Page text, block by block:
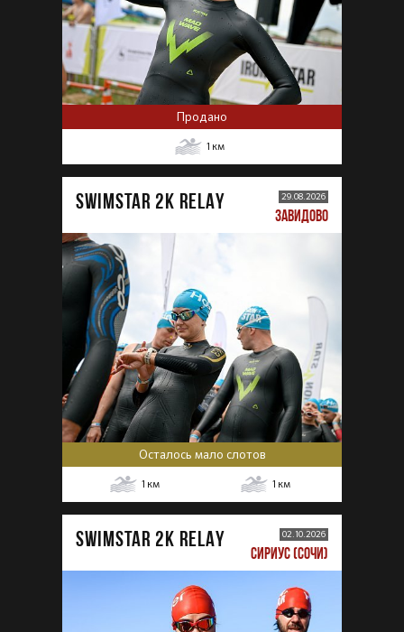
Продано
1 км
SWIMSTAR 2K RELAY 29.08.2026
ЗАВИДОВО
Осталось мало слотов
1 км 1 км
SWIMSTAR 2K RELAY 02.10.2026
СИРИУС (СОЧИ)